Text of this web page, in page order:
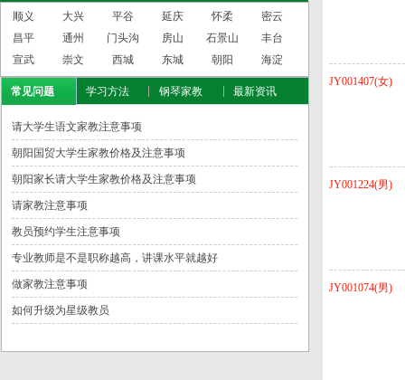
顺义 大兴 平谷 延庆 怀柔
密云
昌平
通州 门头沟 房山 石景山
丰台
宣武
崇文 西城 东城 朝阳 海淀
常见问题 学习方法 钢琴家教 最新资讯
请大学生语文家教注意事项
朝阳国贸大学生家教价格及注意事项
朝阳家长请大学生家教价格及注意事项
请家教注意事项
教员预约学生注意事项
专业教师是不是职称越高，讲课水平就越好
做家教注意事项
如何升级为星级教员
JY001407(女)
JY001224(男)
JY001074(男)